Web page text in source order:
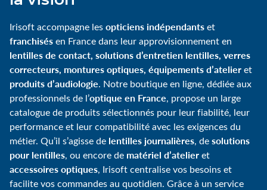
Irisoft accompagne lesopticiens indépendantset
franchisésen France dans leur approvisionnement en
lentilles de contact, solutions d’entretien lentilles, verres
correcteurs, montures optiques, équipements d’atelieret
produits d’audiologie. Notre boutique en ligne, dédiée aux
professionnels de l’optique en France, propose un large
catalogue de produits sélectionnés pour leur fiabilité, leur
performance et leur compatibilité avec les exigences du
métier. Qu’il s’agisse de lentilles journalières, desolutions
pour lentilles, ou encore de matériel d’atelieret
accessoires optiques, Irisoft centralise vos besoins et
facilite vos commandes au quotidien. Grâce à un service